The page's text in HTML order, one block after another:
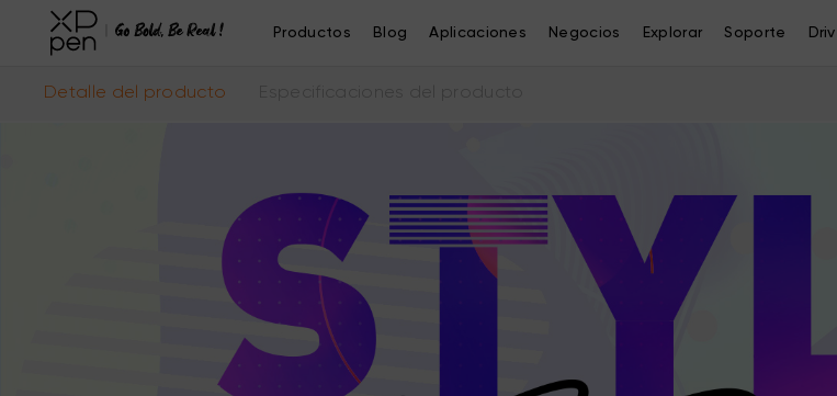
Productos Blog Aplicaciones Negocios Explorar Soporte
Detalle del producto